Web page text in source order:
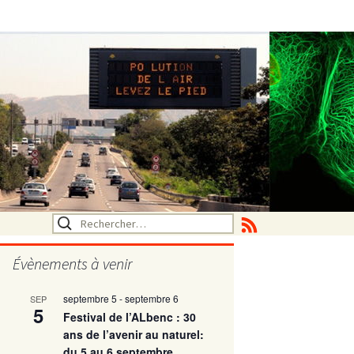
Rechercher :
Évènements à venir
SEP
5
septembre 5 -septembre 6
Festival de l’ALbenc : 30
ans de l’avenir au naturel: